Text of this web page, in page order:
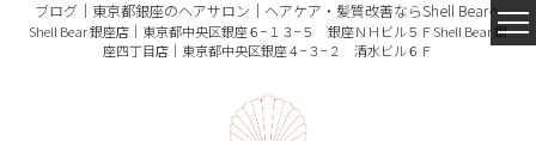
ブログ｜東京都銀座のヘアサロン｜ヘアケア・髪質改善ならShell Bearへ
Shell Bear 銀座店｜東京都中央区銀座６−１３−５ 銀座ＮＨビル５ＦShell Bear 銀
座四丁目店｜東京都中央区銀座４−３−２ 清水ビル６Ｆ